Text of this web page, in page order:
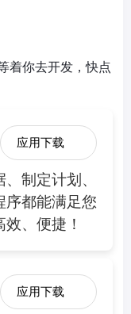
着你去开发，快点
应用下载
制定计划、
序都能满足您
、便捷！
应用下载